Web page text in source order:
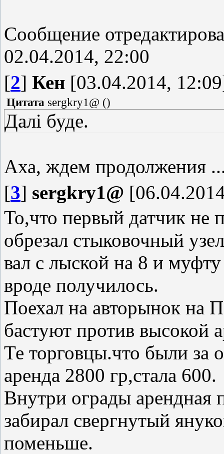
Сообщение
02.04.2014, 22:00
[2] Кен [03.04.2014,
Цитата sergkry1@ ()
Далі буде.
Аха, ждем продолжения
[3] sergkry1@
То,что первый датчик не
обрезал стыковочный
вал с лыской на 8 и
вроде получилось.
Поехал на авторынок на
бастуют против высокой
Те торговцы.что были за
аренда 2800 гр,стала 600.
Внутри ограды арендная
забирал свергнутый
поменьше.